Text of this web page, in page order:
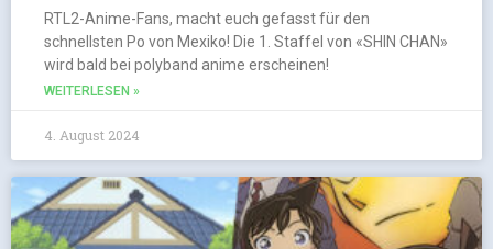
RTL2-Anime-Fans, macht euch gefasst für den
schnellsten Po von Mexiko! Die 1. Staffel von «SHIN CHAN»
wird bald bei polyband anime erscheinen!
WEITERLESEN »
4. August 2024